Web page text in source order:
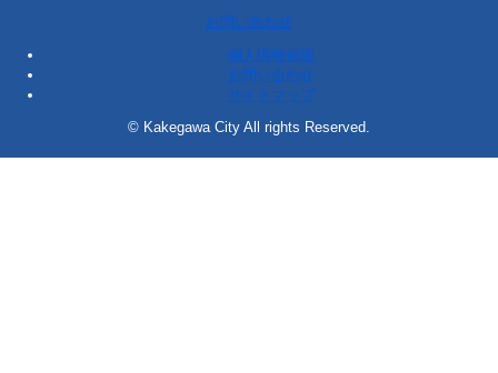
お問い合わせ
個人情報保護
お問い合わせ
サイトマップ
© Kakegawa City All rights Reserved.